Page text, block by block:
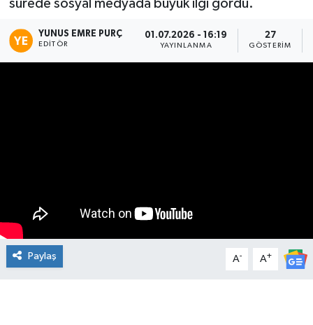
sürede sosyal medyada büyük ilgi gördü.
YUNUS EMRE PURÇ
EDITÖR
01.07.2026 - 16:19
YAYINLANMA
27
GÖSTERIM
Paylaş A- A+
Manşet Haberi